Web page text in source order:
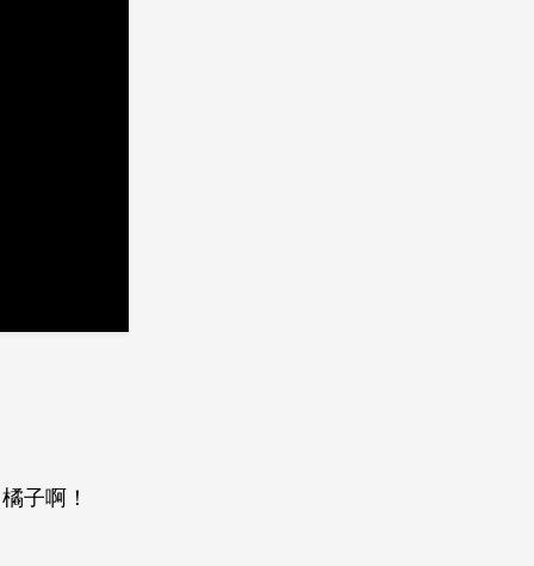
橘子啊！